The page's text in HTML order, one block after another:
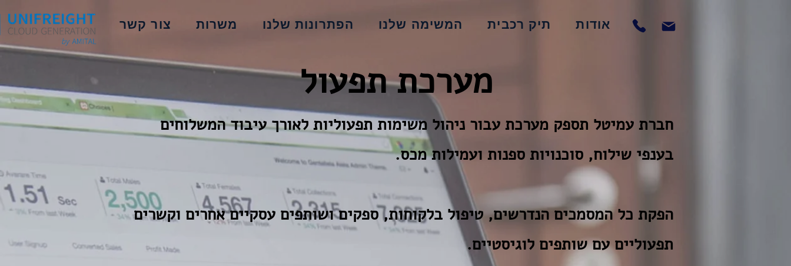
אודות תיק רכבית המשימה שלנו הפתרונות שלנו משרות צור קשר
מערכת תפעול
חברת עמיטל תספק מערכת עבור ניהול משימות תפעוליות לאורך עיבוד המשלוחים
בענפי שילוח, סוכנויות ספנות ועמילות מכס.
הפקת כל המסמכים הנדרשים, טיפול בלקוחות, ספקים ושותפים עסקיים אחרים וקשרים
תפעוליים עם שותפים לוגיסטיים.